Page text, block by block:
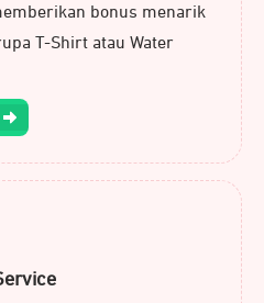
bonus menarik
T-Shirt atau Water